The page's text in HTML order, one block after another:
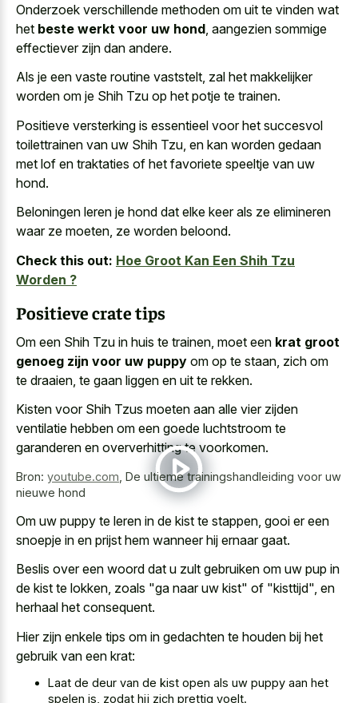
Onderzoek verschillende methoden om uit te vinden wat
het beste werkt voor uw hond , aangezien sommige
effectiever zijn dan andere.
Als je een vaste routine vaststelt, zal het makkelijker
worden om je Shih Tzu op het potje te trainen.
Positieve versterking is essentieel voor het succesvol
toilettrainen van uw Shih Tzu, en kan worden gedaan
met lof en traktaties of het favoriete speeltje van uw
hond.
Beloningen leren je hond dat elke keer als ze elimineren
waar ze moeten, ze worden beloond.
Check this out: Hoe Groot Kan Een Shih Tzu
Worden ?
Positieve crate tips
Om een Shih Tzu in huis te trainen, moet een krat groot
genoeg zijn voor uw puppy om op te staan, zich om
te draaien, te gaan liggen en uit te rekken.
Kisten voor Shih Tzus moeten aan alle vier zijden
ventilatie hebben om een goede luchtstroom te
garanderen en oververhitting te voorkomen.
Bron: youtube.com, De ultieme trainingshandleiding voor uw
nieuwe hond
Om uw puppy te leren in de kist te stappen, gooi er een
snoepje in en prijst hem wanneer hij ernaar gaat.
Beslis over een woord dat u zult gebruiken om uw pup in
de kist te lokken, zoals "ga naar uw kist" of "kisttijd", en
herhaal het consequent.
Hier zijn enkele tips om in gedachten te houden bij het
gebruik van een krat:
Laat de deur van de kist open als uw puppy aan het
spelen is, zodat hij zich prettig voelt.